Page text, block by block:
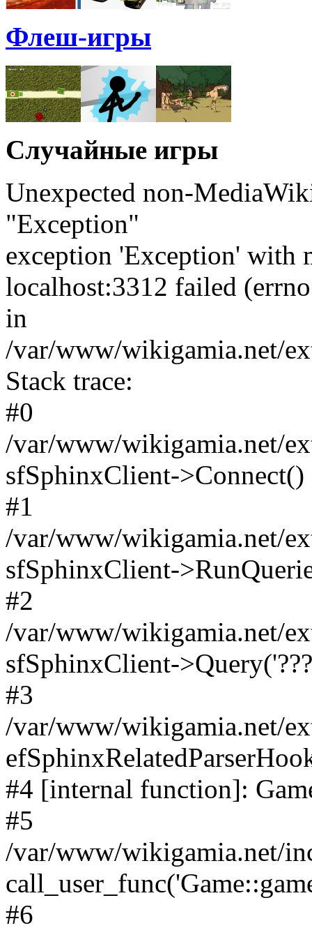
Флеш-игры
Случайные игры
Unexpected non-
"Exception"
exception 'Exception' with
localhost:3312 failed
in
/var/www/wikigamia.net/
Stack trace:
#0
/var/www/wikigamia.net/
sfSphinxClient->Connect()
#1
/var/www/wikigamia.net/
sfSphinxClient-
#2
/var/www/wikigamia.net/
sfSphinxClient-
#3
/var/www/wikigamia.net/
#4 [internal function]:
#5
/var/www/wikigamia.net/
#6